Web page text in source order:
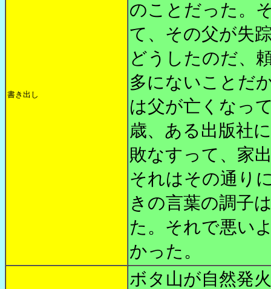
書き出し
のことだった。
て、その父が失
どうしたのだ、
多にないことだ
は父が亡くなっ
歳、ある出版社
敗なすって、家
それはその通り
きの言葉の調子
た。それで悪い
かった。
ボタ山が自然発